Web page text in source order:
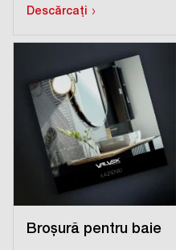
Descărcați ›
Broșură pentru baie